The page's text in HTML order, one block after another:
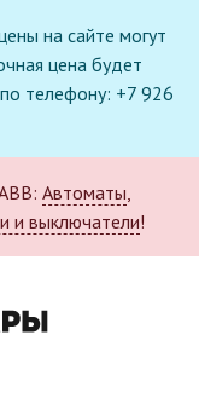
на сайте могут
цена будет
телефону: +7 926
Автоматы,
и выключатели!